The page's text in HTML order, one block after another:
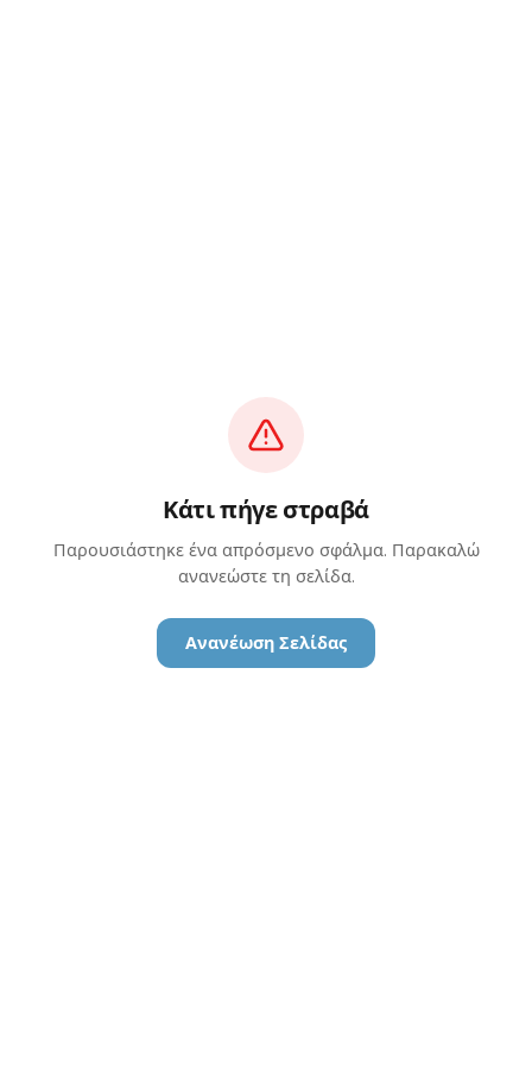
Κάτι πήγε στραβά
Παρουσιάστηκε ένα απρόσμενο σφάλμα. Παρακαλώ
ανανεώστε τη σελίδα.
Ανανέωση Σελίδας